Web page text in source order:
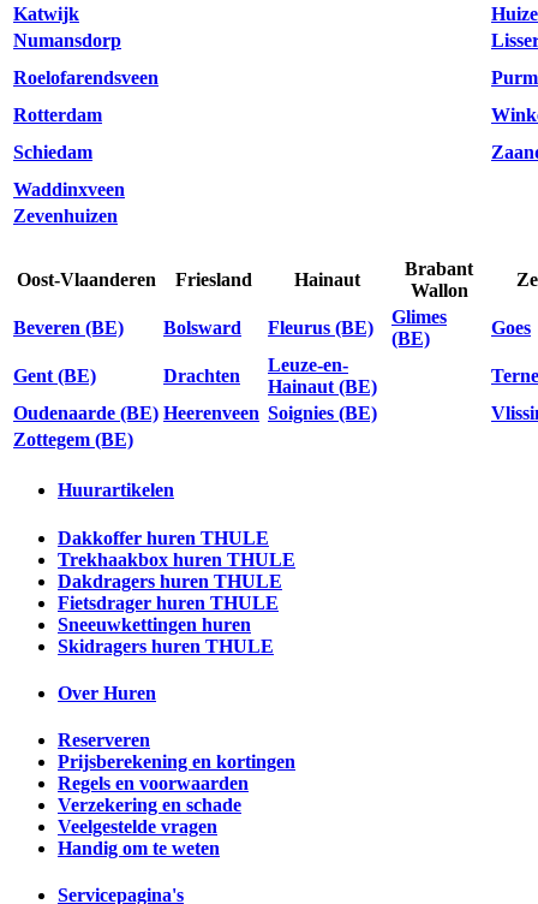
Katwijk
Numansdorp
Roelofarendsveen
Rotterdam
Schiedam
Waddinxveen
Zevenhuizen
Oost-Vlaanderen Friesland Hainaut
Brabant
Wallon
Beveren (BE) Bolsward Fleurus (BE)
Glimes
(BE)
Goes
Gent (BE) Drachten
Leuze-en-
Hainaut (BE)
Oudenaarde (BE) Heerenveen Soignies (BE)
Zottegem (BE)
Huurartikelen
Dakkoffer huren THULE
Trekhaakbox huren THULE
Dakdragers huren THULE
Fietsdrager huren THULE
Sneeuwkettingen huren
Skidragers huren THULE
Over Huren
Reserveren
Prijsberekening en kortingen
Regels en voorwaarden
Verzekering en schade
Veelgestelde vragen
Handig om te weten
Servicepagina's